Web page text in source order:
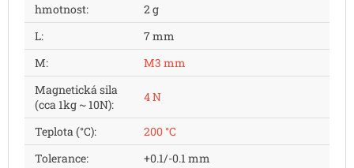
hmotnost:
2 g
L:
7 mm
M:
M3 mm
Magnetická sila
(cca 1kg ~ 10N):
4 N
Teplota (°C):
200 °C
Tolerance: +0.1/-0.1 mm